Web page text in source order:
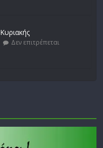
Δεν επιτρέπεται